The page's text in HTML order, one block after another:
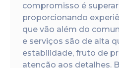
compromisso é
proporcionando
que vão além do
e serviços são de alta
estabilidade, fruto de
atenção aos detalhes.